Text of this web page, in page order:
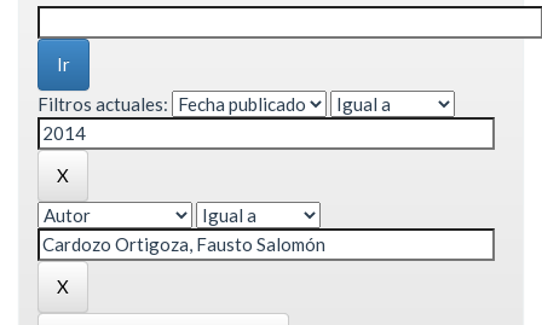
Filtros actuales: